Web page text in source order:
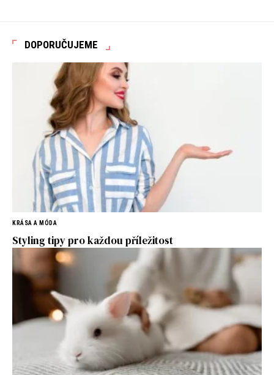
DOPORUČUJEME
KRÁSA A MÓDA
Styling tipy pro každou příležitost